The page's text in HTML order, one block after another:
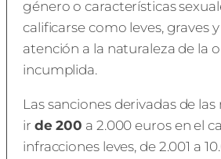
género o características
calificarse como leves, graves
atención a la naturaleza de la
incumplida.
Las sanciones derivadas de
ir de 200 a 2.000 euros en el
infracciones leves, de 2.001 a